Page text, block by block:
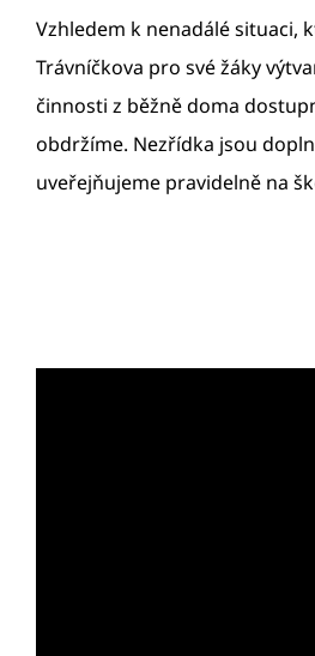
Vzhledem k nenadálé situaci,
Trávníčkova pro své žáky
činnosti z běžně doma
obdržíme. Nezřídka jsou
uveřejňujeme pravidelně na